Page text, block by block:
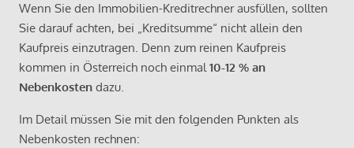
Wenn Sie den Immobilien-Kreditrechner ausfüllen, sollten
Sie darauf achten, bei „Kreditsumme“ nicht allein den
Kaufpreis einzutragen. Denn zum reinen Kaufpreis
kommen in Österreich noch einmal10-12 % an
Nebenkosten dazu.
Im Detail müssen Sie mit den folgenden Punkten als
Nebenkosten rechnen: